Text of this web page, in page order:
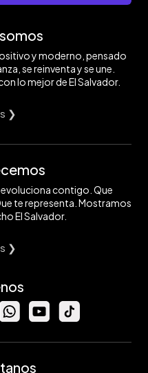
y moderno, pensado
se reinventa y se une.
lo mejor de El Salvador.
❯
contigo. Que
te representa. Mostramos
El Salvador.
❯